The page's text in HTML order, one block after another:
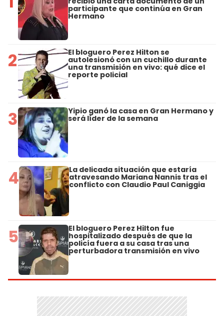
participante que continúa en Gran
Hermano
2 El bloguero Perez Hilton se
autolesionó con un cuchillo durante
una transmisión en vivo: qué dice el
reporte policial
3 Yipio ganó la casa en Gran Hermano y
será líder de la semana
4 La delicada situación que estaría
atravesando Mariana Nannis tras el
conflicto con Claudio Paul Caniggia
5 El bloguero Perez Hilton fue
hospitalizado después de que la
policía fuera a su casa tras una
perturbadora transmisión en vivo